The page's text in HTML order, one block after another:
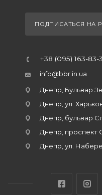
ПОДПИСАТЬСЯ НА
+38 (095) 163-83-
info@bbr.in.ua
Днепр, Бульвар
Днепр, ул.
Днепр, бульвар
Днепр, проспект
Днепр, ул.